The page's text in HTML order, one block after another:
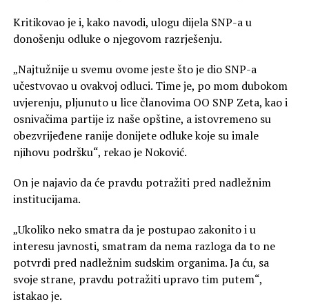
Kritikovao je i, kako navodi, ulogu dijela SNP-a u
donošenju odluke o njegovom razrješenju.
„Najtužnije u svemu ovome jeste što je dio SNP-a
učestvovao u ovakvoj odluci. Time je, po mom dubokom
uvjerenju, pljunuto u lice članovima OO SNP Zeta, kao i
osnivačima partije iz naše opštine, a istovremeno su
obezvrijeđene ranije donijete odluke koje su imale
njihovu podršku“, rekao je Noković.
On je najavio da će pravdu potražiti pred nadležnim
institucijama.
„Ukoliko neko smatra da je postupao zakonito i u
interesu javnosti, smatram da nema razloga da to ne
potvrdi pred nadležnim sudskim organima. Ja ću, sa
svoje strane, pravdu potražiti upravo tim putem“,
istakao je.